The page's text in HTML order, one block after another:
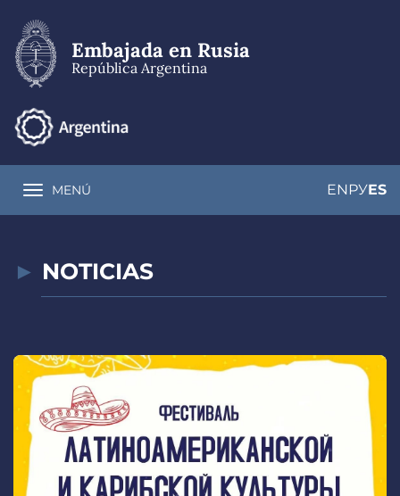
contenido
principal
Embajada en Rusia
República Argentina
Toggle navigation
MENÚ ENРУES
NOTICIAS